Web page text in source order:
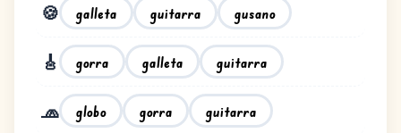
🍪 galleta guitarra gusano
🎸 gorra galleta guitarra
🧢 globo gorra guitarra